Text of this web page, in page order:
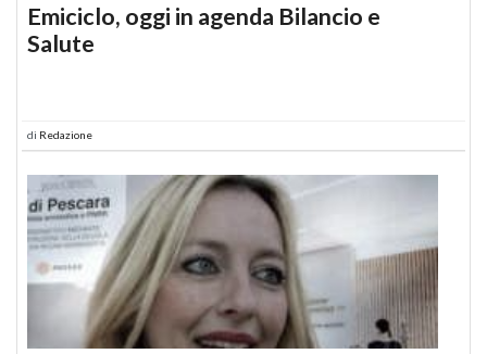
Emiciclo, oggi in agenda Bilancio e
Salute
di Redazione